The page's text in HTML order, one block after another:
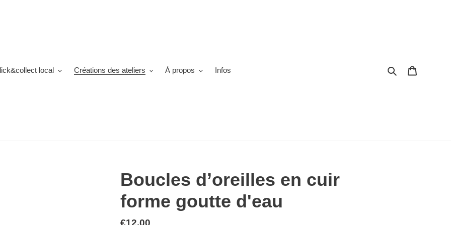
local Créations des ateliers À propos Infos Rechercher
Boucles d’oreilles en cuir
forme goutte d'eau
Prix
€12,00